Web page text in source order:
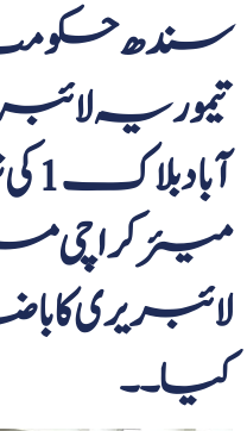
سندھ حکومت
تیموریہ
میئر کراچی
لائبریری کا
کیا۔ ۔